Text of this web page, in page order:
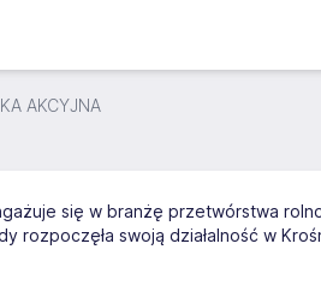
AKCYJNA
się w branżę przetwórstwa
rozpoczęła swoją działalność w